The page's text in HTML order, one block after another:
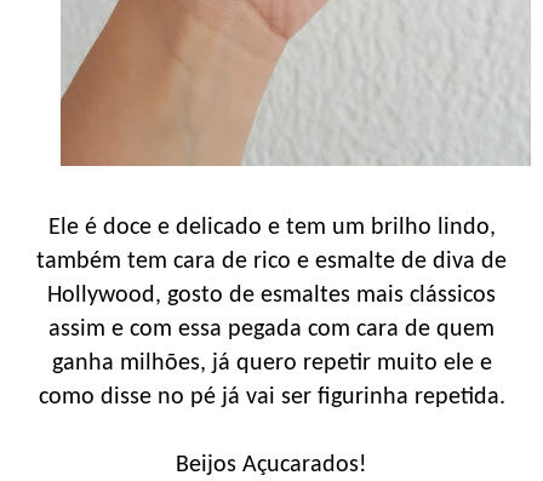
Ele é doce e delicado e tem um brilho lindo,
também tem cara de rico e esmalte de diva de
Hollywood, gosto de esmaltes mais clássicos
assim e com essa pegada com cara de quem
ganha milhões, já quero repetir muito ele e
como disse no pé já vai ser figurinha repetida.
Beijos Açucarados!